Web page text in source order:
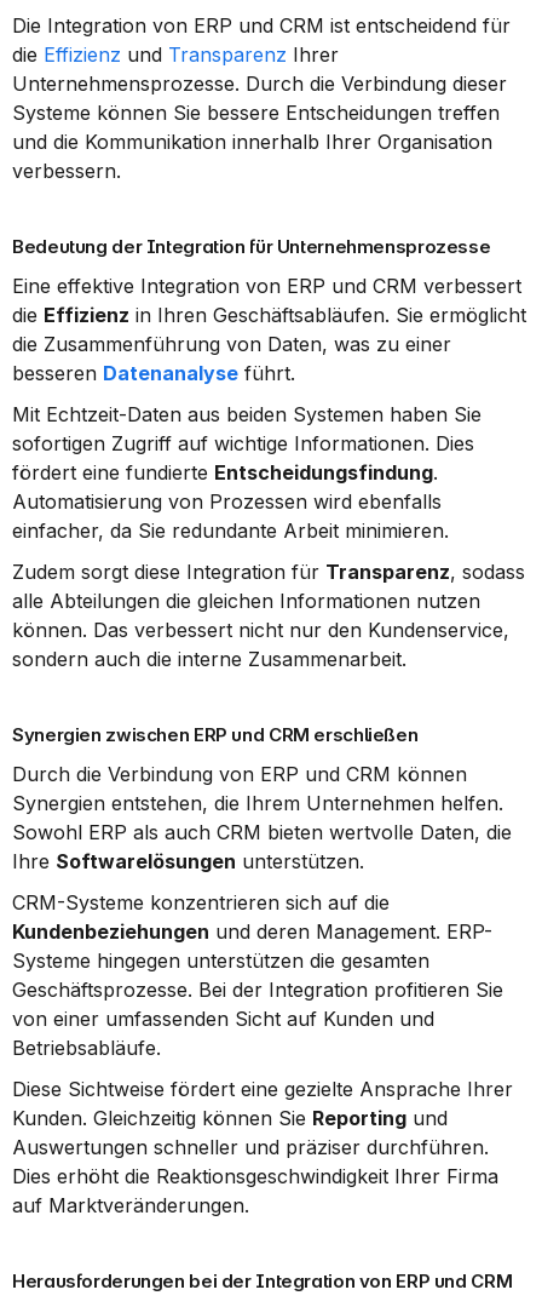
Die Integration von ERP und CRM ist entscheidend für
die Effizienz und Transparenz Ihrer
Unternehmensprozesse. Durch die Verbindung dieser
Systeme können Sie bessere Entscheidungen treffen
und die Kommunikation innerhalb Ihrer Organisation
verbessern.
Bedeutung der Integration für Unternehmensprozesse
Eine effektive Integration von ERP und CRM verbessert
die Effizienz in Ihren Geschäftsabläufen. Sie ermöglicht
die Zusammenführung von Daten, was zu einer
besseren Datenanalyse führt.
Mit Echtzeit-Daten aus beiden Systemen haben Sie
sofortigen Zugriff auf wichtige Informationen. Dies
fördert eine fundierte Entscheidungsfindung.
Automatisierung von Prozessen wird ebenfalls
einfacher, da Sie redundante Arbeit minimieren.
Zudem sorgt diese Integration für Transparenz, sodass
alle Abteilungen die gleichen Informationen nutzen
können. Das verbessert nicht nur den Kundenservice,
sondern auch die interne Zusammenarbeit.
Synergien zwischen ERP und CRM erschließen
Durch die Verbindung von ERP und CRM können
Synergien entstehen, die Ihrem Unternehmen helfen.
Sowohl ERP als auch CRM bieten wertvolle Daten, die
Ihre Softwarelösungen unterstützen.
Kundenbeziehungen und deren Management. ERP-
Systeme hingegen unterstützen die gesamten
Geschäftsprozesse. Bei der Integration profitieren Sie
von einer umfassenden Sicht auf Kunden und
Betriebsabläufe.
Diese Sichtweise fördert eine gezielte Ansprache Ihrer
Kunden. Gleichzeitig können Sie Reporting und
Auswertungen schneller und präziser durchführen.
Dies erhöht die Reaktionsgeschwindigkeit Ihrer Firma
auf Marktveränderungen.
Herausforderungen bei der Integration von ERP und CRM